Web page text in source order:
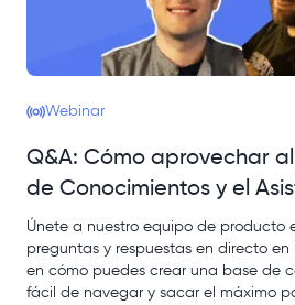
Webinar
Q&A: Cómo aprovechar
de Conocimientos y el
Únete a nuestro equipo de producto
preguntas y respuestas en directo
en cómo puedes crear una base de
fácil de navegar y sacar el máximo